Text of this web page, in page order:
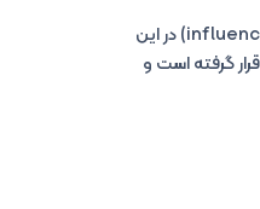
اینفلوئنسر مارکتینگ (influencer marketing) در این
گرفته است و